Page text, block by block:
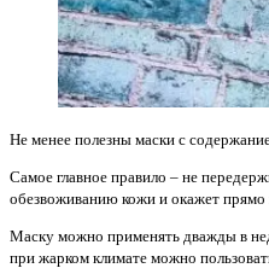
Не менее полезны маски с
Самое главное правило – не
обезвоживанию кожи и окажет
Маску можно применять дважды в
при жарком климате можно